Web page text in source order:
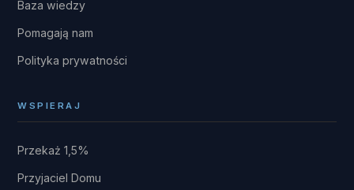
Baza wiedzy
Pomagają nam
Polityka prywatności
WSPIERAJ
Przekaż 1,5%
Przyjaciel Domu